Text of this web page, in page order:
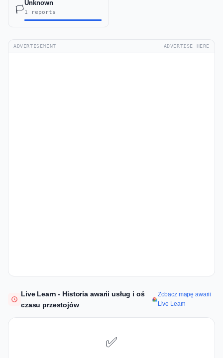
🏳️
Unknown
1 reports
ADVERTISEMENT ADVERTISE HERE
Live Learn - Historia awarii usług i oś
czasu przestojów
Zobacz mapę awarii
Live Learn
✅